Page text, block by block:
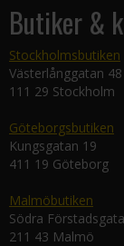
Butiker &
Stockholmsbutiken
Västerlånggatan 48
111 29 Stockholm
Göteborgsbutiken
Kungsgatan 19
411 19 Göteborg
Malmöbutiken
Södra
211 43 Malmö